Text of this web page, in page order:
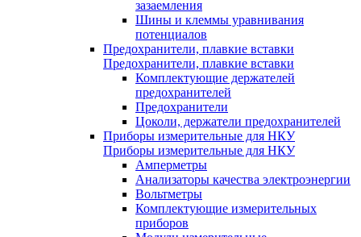
зазаемления
Шины и клеммы уравнивания
потенциалов
Предохранители, плавкие вставки
Предохранители, плавкие вставки
Комплектующие держателей
предохранителей
Предохранители
Цоколи, держатели предохранителей
Приборы измерительные для НКУ
Приборы измерительные для НКУ
Амперметры
Анализаторы качества электроэнергии
Вольтметры
Комплектующие измерительных
приборов